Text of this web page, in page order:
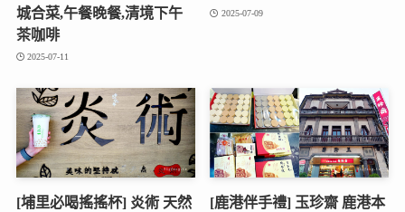
城合菜,午餐晚餐,清境下午
茶咖啡
2025-07-11
2025-07-09
[埔里必喝搖搖杯] 炎術 天然
[鹿港伴手禮] 玉珍齋 鹿港本